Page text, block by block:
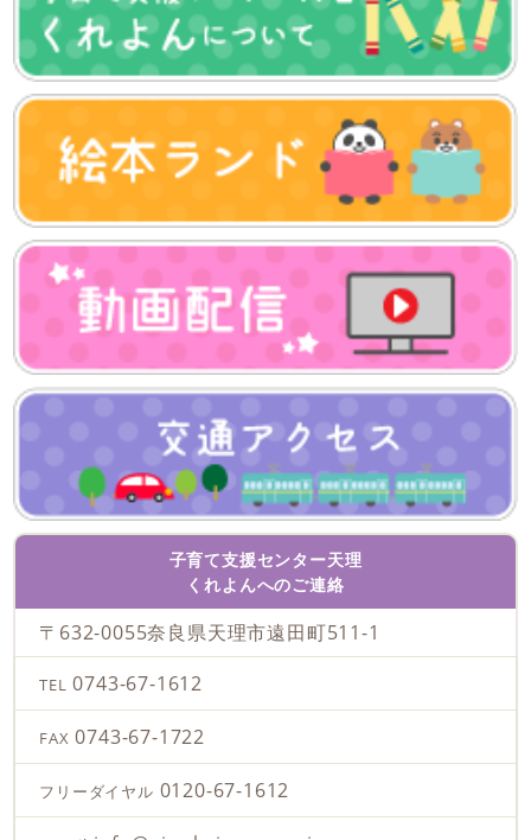
子育て支援センター天理
くれよんへのご連絡
〒632-0055奈良県天理市遠田町511-1
TEL 0743-67-1612
FAX 0743-67-1722
フリーダイヤル 0120-67-1612